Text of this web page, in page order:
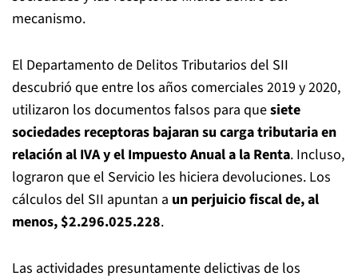
mecanismo.
El Departamento de Delitos Tributarios del SII
descubrió que entre los años comerciales 2019 y 2020,
utilizaron los documentos falsos para quesiete
sociedades receptoras bajaran su carga tributaria en
relación al IVA y el Impuesto Anual a la Renta. Incluso,
lograron que el Servicio les hiciera devoluciones. Los
cálculos del SII apuntan a un perjuicio fiscal de, al
menos, $2.296.025.228.
Las actividades presuntamente delictivas de los